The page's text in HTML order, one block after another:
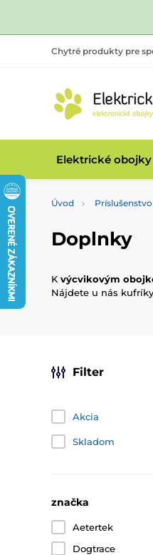
Chytré produkty pre
Elektrické obojky
Úvod Príslušenstvo
Doplnky
K výcvikovým
Nájdete u nás
Filter
Akcia
Skladom
značka
Aetertek
Dogtrace